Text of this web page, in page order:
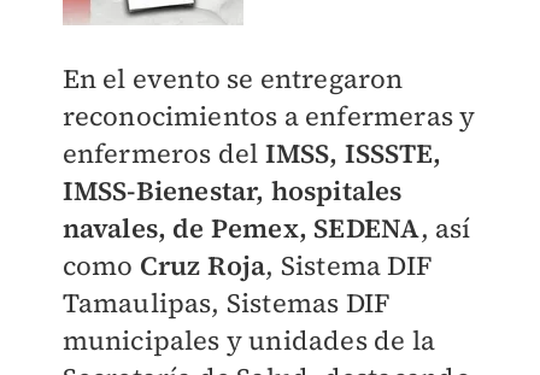
En el evento se entregaron
reconocimientos a enfermeras y
enfermeros del IMSS, ISSSTE,
IMSS-Bienestar, hospitales
navales, de Pemex, SEDENA, así
como Cruz Roja, Sistema DIF
Tamaulipas, Sistemas DIF
municipales y unidades de la